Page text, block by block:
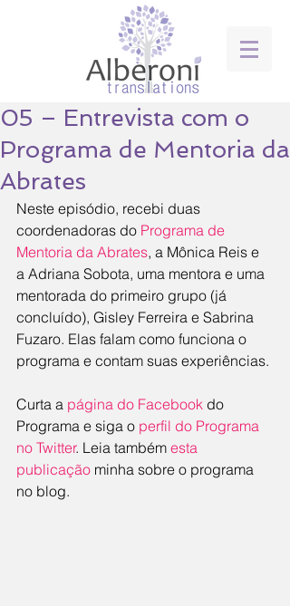
05 – Entrevista com o
Programa de Mentoria da
Abrates
Neste episódio, recebi duas
coordenadoras do Programa de
Mentoria da Abrates, a Mônica Reis e
a Adriana Sobota, uma mentora e uma
mentorada do primeiro grupo (já
concluído), Gisley Ferreira e Sabrina
Fuzaro. Elas falam como funciona o
programa e contam suas experiências.
Curta a página do Facebook do
Programa e siga o perfil do Programa
no Twitter. Leia também esta
publicação minha sobre o programa
no blog.